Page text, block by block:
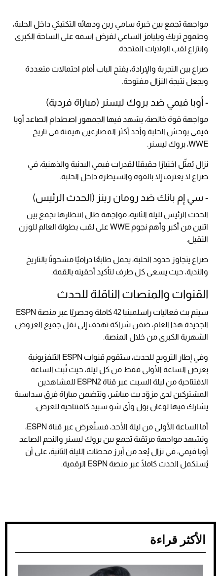
مواجهة تجمع بين خبرة سامي زين ودهائه التكتيكي داخل الحلبة،
وطموح تريك ويليامز الساعي لفرض اسمه على الساحة الكبرى
وانتزاع لقب الولايات المتحدة.
صراع بين التجربة والإرادة، يفتح الباب أمام احتمالات متعددة
ويجعل نتيجة النزال مفتوحة.
- أوبا فيمي ضد بروك ليسنر (مباراة فردية)
مواجهة قوة خالصة، يشهد فيها الجمهور اصطدام الصاعد أوبا
فيمي بوحش الحلبة وأحد أكثر المصارعين هيمنة في تاريخ
WWE، بروك ليسنر.
نزال يُمثّل اختبارًا حقيقيًا لقدرات فيمي البدنية والذهنية، في
صراع لا يعترف إلا بالقوة والسيطرة داخل الحلبة.
- سي إم بانك ضد رومان رينز (الحدث الرئيس)
الحدث الرئيس لليلة الثانية، مواجهة طال انتظارها تجمع بين
اثنين من أكبر وأهم نجوم WWE على لقب بطولة العالم للوزن
الثقيل.
صراع يتجاوز حدود الحلبة، يحمل طابعًا دراميًا مشحونًا بالتاريخ
والندية، حيث يسعى كل طرف لتأكيد أحقيته بالقمة.
القنوات والمنصات الناقلة للحدث
سيتم بث فعاليات راسلمينيا 42 كاملة وحصريًا عبر منصة ESPN
الجديدة هذا العام، ضمن شراكة تهدف إلى نقل جميع العروض
الشهرية الكبرى من خلال المنصة.
وفي إطار الترويج للحدث، ستقوم قنوات ESPN التلفزيونية
بعرض الساعة الأولى فقط من كل ليلة، حيث تُبث الساعة
الافتتاحية من ليلة السبت عبر قناة ESPN2 للمشاهدين
المشتركين لدى مزوّد بث مباشر، وتتضمن مباراة فرق سداسية
يشارك فيها لوغان بول وآي شو سبيد كافتتاحية للعرض.
أما الساعة الأولى من ليلة الأحد، فستُعرض عبر قناة ESPN،
وتشهد مواجهة مرتقبة تجمع بين بروك ليسنر والنجم الصاعد
أوبا فيمي، في نزال يُعد من أبرز محطات الليلة الثانية، على أن
يُستكمل الحدث كاملًا عبر منصة ESPN الرقمية.
الأكثر قراءة